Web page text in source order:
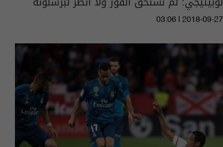
03:06 | 2018-09-27